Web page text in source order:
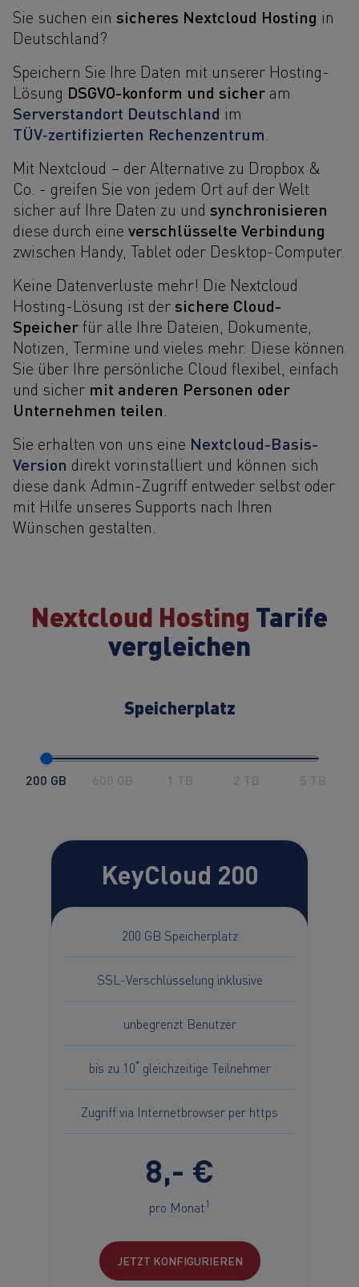
Sie suchen ein sicheres Nextcloud Hosting in
Deutschland?
Speichern Sie Ihre Daten mit unserer Hosting-
Lösung DSGVO-konform und sicher am
Serverstandort Deutschland im
TÜV‑zertifizierten Rechenzentrum
Mit Nextcloud – der Alternative zu Dropbox &
Co. - greifen Sie von jedem Ort auf der Welt
sicher auf Ihre Daten zu und synchronisieren
diese durch eine verschlüsselte Verbindung
zwischen Handy, Tablet oder Desktop-Computer.
Keine Datenverluste mehr! Die Nextcloud
Hosting-Lösung ist dersichere Cloud-
Speicherfür alle Ihre Dateien, Dokumente,
Notizen, Termine und vieles mehr. Diese können
Sie über Ihre persönliche Cloud flexibel, einfach
und sicher mit anderen Personen oder
Unternehmen teilen
Sie erhalten von uns eine Nextcloud-Basis-
Version direkt vorinstalliert und können sich
diese dank Admin-Zugriff entweder selbst oder
mit Hilfe unseres Supports nach Ihren
Wünschen gestalten.
Nextcloud Hosting Tarife
vergleichen
Speicherplatz
200 GB 600 GB 1 TB 2 TB 5 TB
KeyCloud 200
200 GB Speicherplatz
SSL-Verschlüsselung inklusive
unbegrenzt Benutzer
bis zu 10* gleichzeitige Teilnehmer
Zugriff via Internetbrowser per https
8,- €
pro Monat1
JETZT KONFIGURIEREN